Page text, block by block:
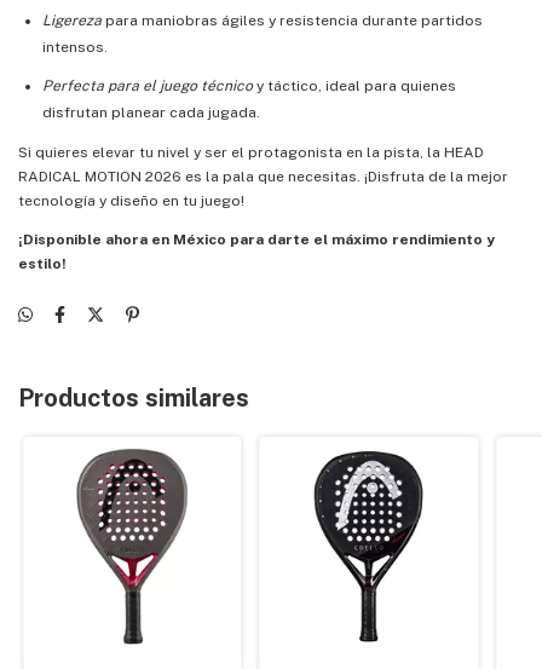
Ligereza para maniobras ágiles y resistencia durante partidos
intensos.
Perfecta para el juego técnicoy táctico, ideal para quienes
disfrutan planear cada jugada.
Si quieres elevar tu nivel y ser el protagonista en la pista, la HEAD
RADICAL MOTION 2026 es la pala que necesitas. ¡Disfruta de la mejor
tecnología y diseño en tu juego!
¡Disponible ahora en México para darte el máximo rendimiento y
estilo!
Productos similares